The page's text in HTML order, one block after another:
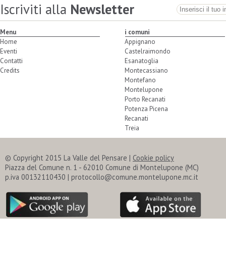
Iscriviti alla Newsletter
Menu
Home
Eventi
Contatti
Credits
i comuni
Appignano
Castelraimondo
Esanatoglia
Montecassiano
Montefano
Montelupone
Porto Recanati
Potenza Picena
Recanati
Treia
© Copyright 2015 La Valle del Pensare | Cookie policy
Piazza del Comune n. 1 - 62010 Comune di Montelupone (MC)
p.iva 00132110430 | protocollo@comune.montelupone.mc.it